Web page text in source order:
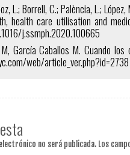
L.; Borrell, C.; Palència, L.;
health care utilisation and
j.ssmph.2020.100665
García Caballos M. Cuando
web/article_ver.php?id=2738
no será publicada. Los